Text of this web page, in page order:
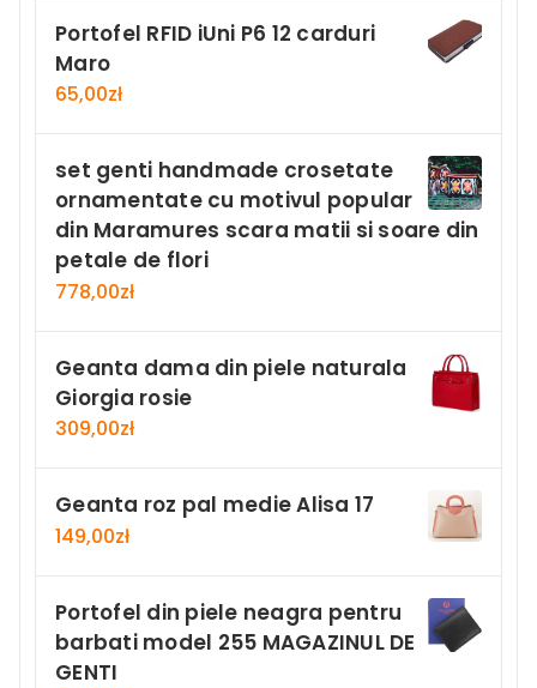
Portofel RFID iUni P6 12 carduri
Maro
65,00zł
set genti handmade crosetate
ornamentate cu motivul popular
din Maramures scara matii si soare din
petale de flori
778,00zł
Geanta dama din piele naturala
Giorgia rosie
309,00zł
Geanta roz pal medie Alisa 17
149,00zł
Portofel din piele neagra pentru
barbati model 255 MAGAZINUL DE
GENTI